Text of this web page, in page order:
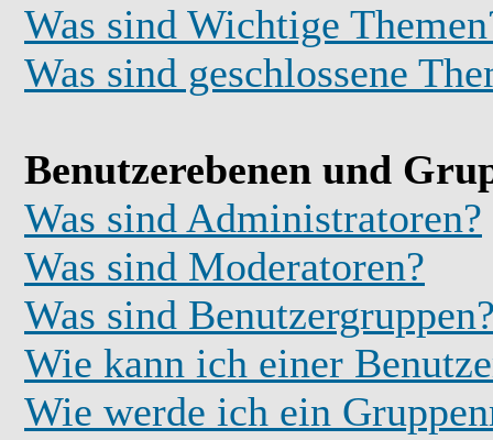
Was sind Wichtige
Was sind geschlossene
Benutzerebenen und
Was sind Administratoren?
Was sind Moderatoren?
Was sind
Wie kann ich einer
Wie werde ich ein